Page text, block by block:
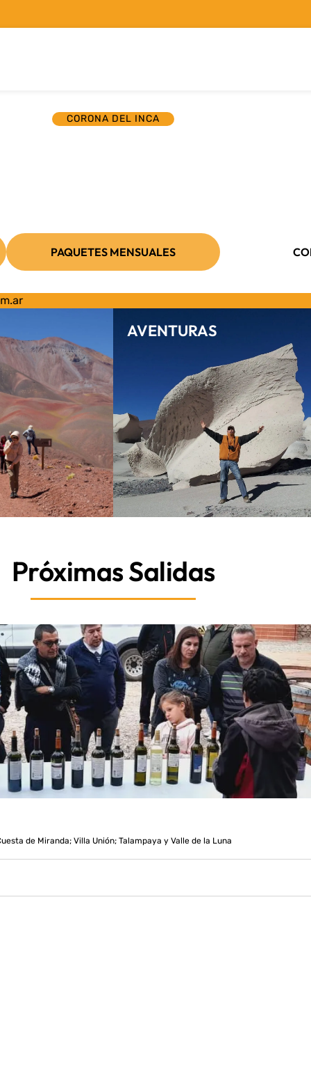
CORONA DEL INCA
PAQUETES MENSUALES
AVENTURAS
Próximas Salidas
de Miranda; Villa Unión; Talampaya y Valle de la Luna